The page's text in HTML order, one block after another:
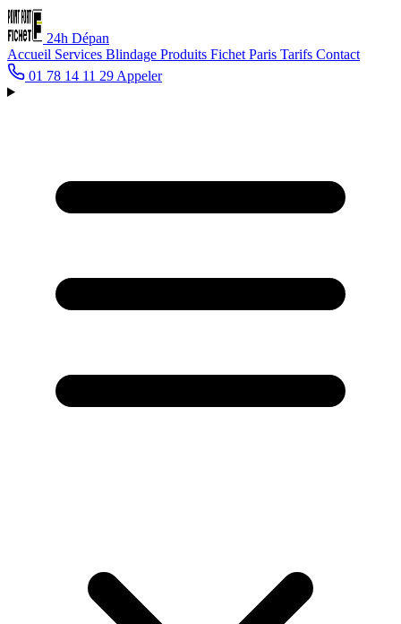
24h Dépan
Accueil Services Blindage Produits Fichet Paris Tarifs Contact
01 78 14 11 29 Appeler